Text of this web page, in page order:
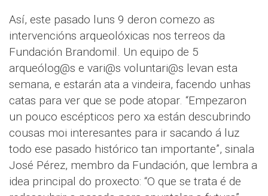
Así, este pasado luns 9 deron comezo as
intervencións arqueolóxicas nos terreos da
Fundación Brandomil. Un equipo de 5
arqueólog@s e vari@s voluntari@s levan esta
semana, e estarán ata a vindeira, facendo unhas
catas para ver que se pode atopar. “Empezaron
un pouco escépticos pero xa están descubrindo
cousas moi interesantes para ir sacando á luz
todo ese pasado histórico tan importante”, sinala
José Pérez, membro da Fundación, que lembra a
idea principal do proxecto: “O que se trata é de